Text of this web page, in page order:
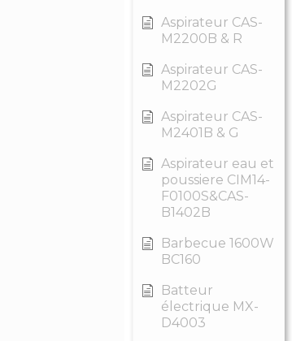
Aspirateur CAS-
M2200B & R
Aspirateur CAS-
M2202G
Aspirateur CAS-
M2401B & G
Aspirateur eau et
poussiere CIM14-
F0100S&CAS-
B1402B
Barbecue 1600W
BC160
Batteur
électrique MX-
D4003